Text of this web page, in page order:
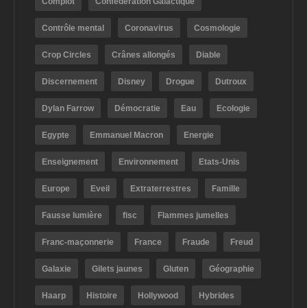
Contrôle mental Coronavirus Cosmologie
Crop Circles Crânes allongés Diable
Discernement Disney Drogue Dutroux
Dylan Farrow Démocratie Eau Ecologie
Egypte Emmanuel Macron Energie
Enseignement Environnement Etats-Unis
Europe Eveil Extraterrestres Famille
Fausse lumière fisc Flammes jumelles
Franc-maçonnerie France Fraude Freud
Galaxie Gilets jaunes Gluten Géographie
Haarp Histoire Hollywood Hybrides